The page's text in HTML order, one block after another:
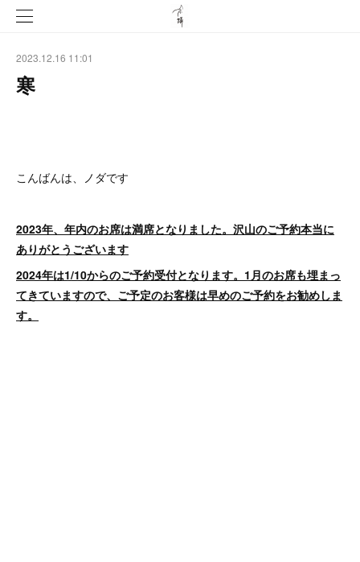
2023.12.16 11:01
寒
こんばんは、ノダです
2023年、年内のお席は満席となりました。沢山のご予約本当に
ありがとうございます
2024年は1/10からのご予約受付となります。1月のお席も埋まっ
てきていますので、ご予定のお客様は早めのご予約をお勧めしま
す。